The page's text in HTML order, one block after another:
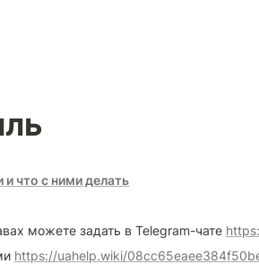
что с ними делать
можете задать в Telegram-чате
https://uahelp.wiki/